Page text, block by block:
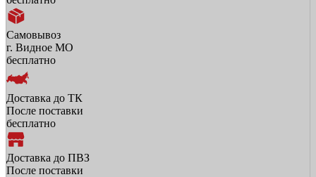
Самовывоз
г. Видное МО
бесплатно
Доставка до ТК
После поставки
бесплатно
Доставка до ПВЗ
После поставки